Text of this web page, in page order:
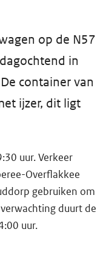
op de N57
in
container van
ijzer, dit ligt
uur. Verkeer
Overflakkee
gebruiken om
duurt de
uur.